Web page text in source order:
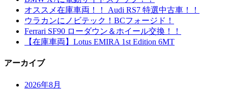
オススメ在庫車両！！ Audi RS7 特選中古車！！
ウラカンにノビテック！BCフォージド！
Ferrari SF90 ローダウン＆ホイール交換！！
【在庫車両】Lotus EMIRA 1st Edition 6MT
アーカイブ
2026年8月